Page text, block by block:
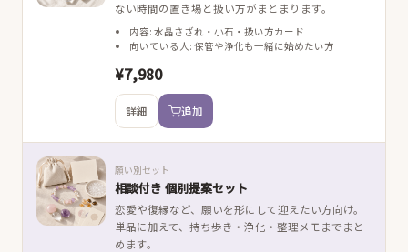
ない時間の置き場と扱い方がまとまります。
内容: 水晶さざれ・小石・扱い方カード
向いている人: 保管や浄化も一緒に始めたい方
¥7,980
詳細 追加
願い別セット
相談付き 個別提案セット
恋愛や復縁など、願いを形にして迎えたい方向け。
単品に加えて、持ち歩き・浄化・整理メモまでまと
めます。